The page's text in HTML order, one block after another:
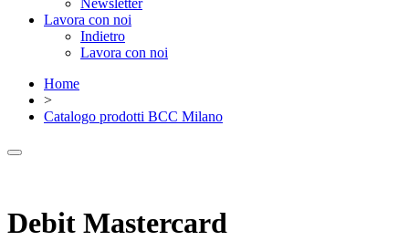
Newsletter
Lavora con noi
Indietro
Lavora con noi
Home
>
Catalogo prodotti BCC Milano
Debit Mastercard